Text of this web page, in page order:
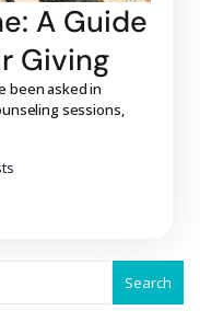
A Guide
Giving
been asked in
sessions,
Search